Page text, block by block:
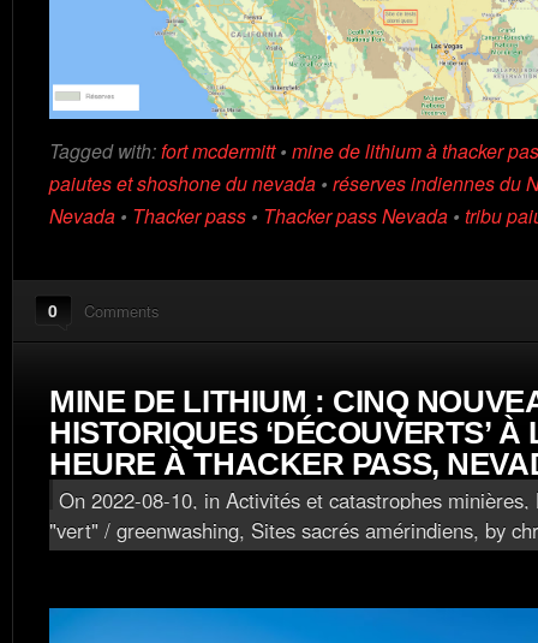
Tagged with:fort mcdermitt• mine de lithium à thacker
paiutes et shoshone du nevada • réserves indiennes du
Nevada • Thacker pass • Thacker pass Nevada • tribu
0 Comments
MINE DE LITHIUM : CINQ
HISTORIQUES ‘DÉCOUVERTS’ À
HEURE À THACKER PASS,
On 2022-08-10, in Activités et catastrophes minières,
"vert" / greenwashing, Sites sacrés amérindiens, by